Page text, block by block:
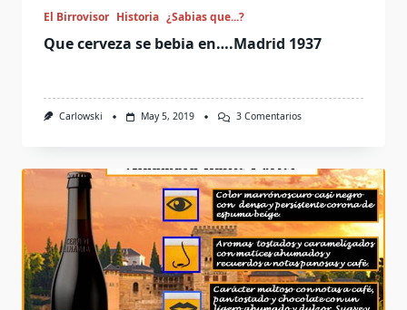
El Birrovisor Historia ¿Sabias que...?
Que cerveza se bebia en….Madrid 1937
Carlowski May 5, 2019 3 ComentariosEn
Bebia
En….Madrid
1937